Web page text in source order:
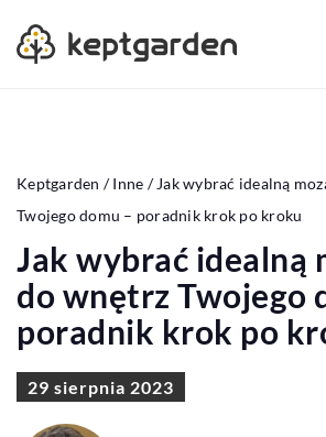
Keptgarden /Inne / Jak wybrać idealną
Twojego domu – poradnik krok po kroku
Jak wybrać idealną
do wnętrz Twojego
poradnik krok po
29 sierpnia 2023